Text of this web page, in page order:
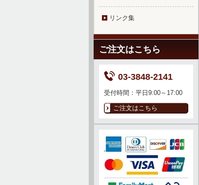
リンク集
ご注文はこちら
03-3848-2141
受付時間：平日9:00～17:00
ご注文はこちら